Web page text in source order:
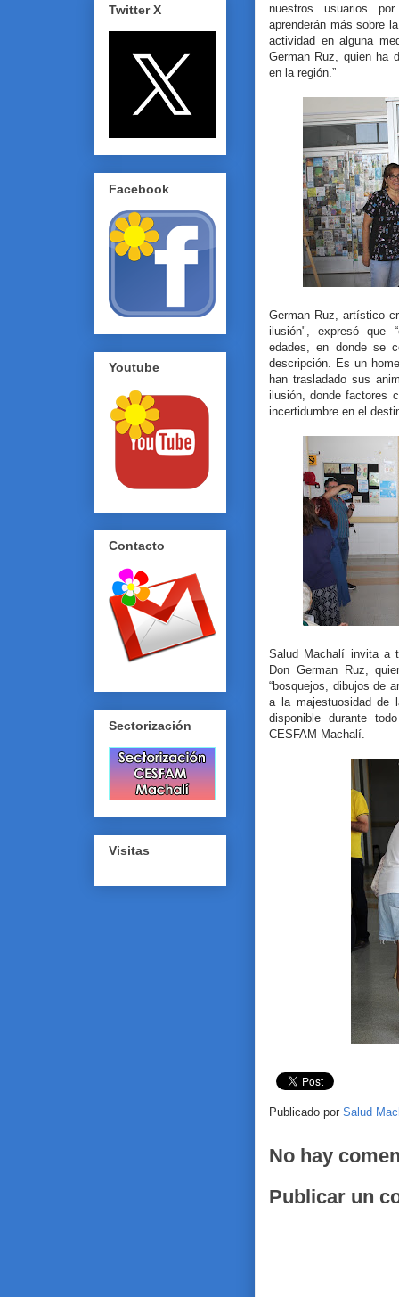
nuestros usuarios
aprenderán más sobre
actividad en alguna
German Ruz, quien ha
en la región.”
German Ruz, artístico
ilusión", expresó que
edades, en donde se
descripción. Es un
han trasladado sus
ilusión, donde factores
incertidumbre en el
Salud Machalí invita a
Don German Ruz,
“bosquejos, dibujos de
a la majestuosidad de
disponible durante
CESFAM Machalí.
Publicado por Salud
No hay
Publicar un
Twitter X
Facebook
Youtube
Contacto
Sectorización
Visitas